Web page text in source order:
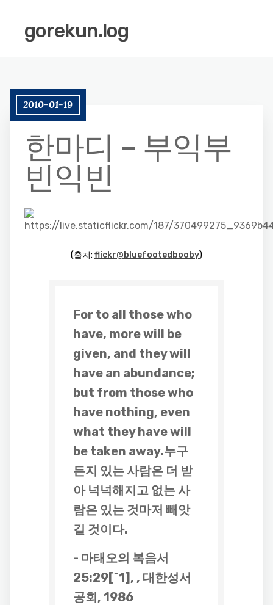
gorekun.log
2010-01-19
한마디 – 부익부
빈익빈
(출처: flickr@bluefootedbooby)
For to all those who
have, more will be
given, and they will
have an abundance;
but from those who
have nothing, even
what they have will
be taken away.누구
든지 있는 사람은 더 받
아 넉넉해지고 없는 사
람은 있는 것마저 빼앗
길 것이다.
- 마태오의 복음서
25:29[^1], , 대한성서
공회, 1986